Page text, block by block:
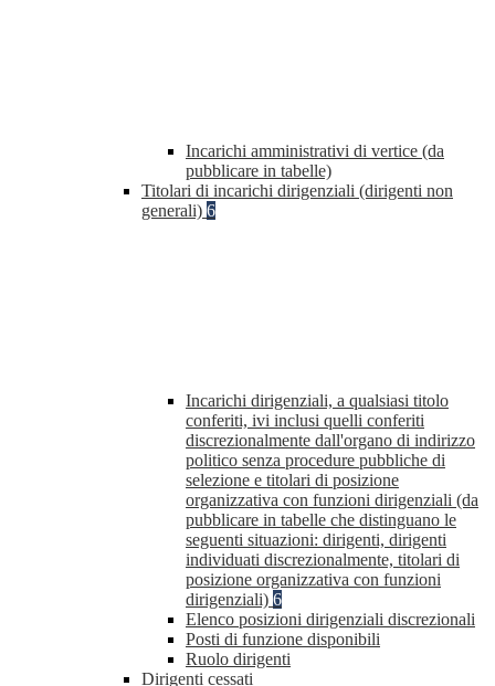
Incarichi amministrativi di vertice (da
pubblicare in tabelle)
Titolari di incarichi dirigenziali (dirigenti non
generali) 6
Incarichi dirigenziali, a qualsiasi titolo
conferiti, ivi inclusi quelli conferiti
discrezionalmente dall'organo di indirizzo
politico senza procedure pubbliche di
selezione e titolari di posizione
organizzativa con funzioni dirigenziali (da
pubblicare in tabelle che distinguano le
seguenti situazioni: dirigenti, dirigenti
individuati discrezionalmente, titolari di
posizione organizzativa con funzioni
dirigenziali) 6
Elenco posizioni dirigenziali discrezionali
Posti di funzione disponibili
Ruolo dirigenti
Dirigenti cessati